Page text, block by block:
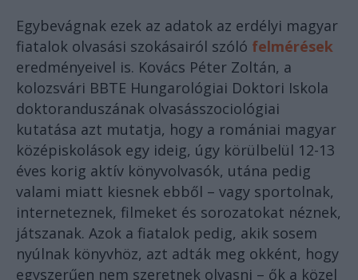
Egybevágnak ezek az adatok az erdélyi magyar
fiatalok olvasási szokásairól szóló felmérések
eredményeivel is. Kovács Péter Zoltán, a
kolozsvári BBTE Hungarológiai Doktori Iskola
doktoranduszának olvasásszociológiai
kutatása azt mutatja, hogy a romániai magyar
középiskolások egy ideig, úgy körülbelül 12-13
éves korig aktív könyvolvasók, utána pedig
valami miatt kiesnek ebből – vagy sportolnak,
interneteznek, filmeket és sorozatokat néznek,
játszanak. Azok a fiatalok pedig, akik sosem
nyúlnak könyvhöz, azt adták meg okként, hogy
egyszerűen nem szeretnek olvasni – ők a közel